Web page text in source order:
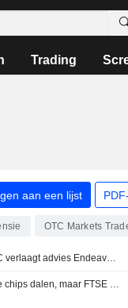
Trading
aan een lijst
OTC Markets
RBC verlaagt advies Endeavour Mining; JPM verhoogt koersdoel easyJet
Blue chips dalen, maar FTSE 250 zet zegereeks voort